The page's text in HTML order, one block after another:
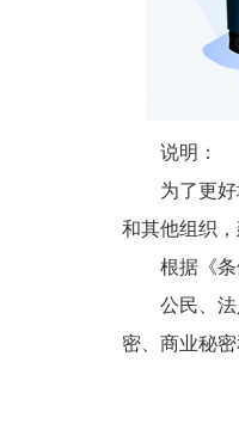
说明：
为了更好地
和其他组织，
根据《条例
公民、法人
密、商业秘